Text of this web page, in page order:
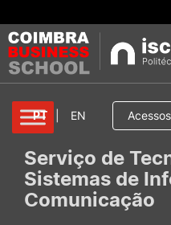
Cursos
Aluno/a
Serviços
PT EN
Pesquisar
Oferta formativa
Serviço de
Sistemas de
Comunicação